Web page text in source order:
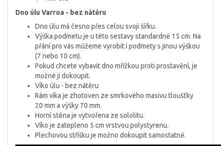
Dno úlu Varroa - bez nátěru
Dno úlu má česno přes celou svoji šířku.
Výška podmetu je u této sestavy standardně 15 cm. Na
přání pro vás můžeme vyrobit i podmety s jinou výškou
(7 nebo 10 cm).
Pokud chcete vybavit dno mřížkou proti prostavění, je
možné ji dokoupit.
Víko úlu - bez nátěru
Rám víka je zhotoven ze smrkového masivu tloušťky
20 mm a výšky 70 mm.
Horní stěna je vytvořena ze sololitu.
Víko je zatepleno 5 cm vrstvou polystyrenu.
Plechovou stříšku je možno dokoupit samostatně.